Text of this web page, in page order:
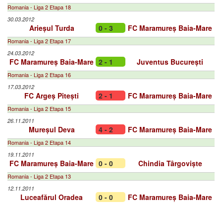
Romania - Liga 2 Etapa 18
30.03.2012
Arieșul Turda 0 - 3 FC Maramureș Baia-Mare
Romania - Liga 2 Etapa 17
24.03.2012
FC Maramureș Baia-Mare 2 - 1 Juventus București
Romania - Liga 2 Etapa 16
17.03.2012
FC Argeș Pitești 2 - 1 FC Maramureș Baia-Mare
Romania - Liga 2 Etapa 15
26.11.2011
Mureșul Deva 4 - 2 FC Maramureș Baia-Mare
Romania - Liga 2 Etapa 14
19.11.2011
FC Maramureș Baia-Mare 0 - 0 Chindia Târgoviște
Romania - Liga 2 Etapa 13
12.11.2011
Luceafărul Oradea 0 - 0 FC Maramureș Baia-Mare